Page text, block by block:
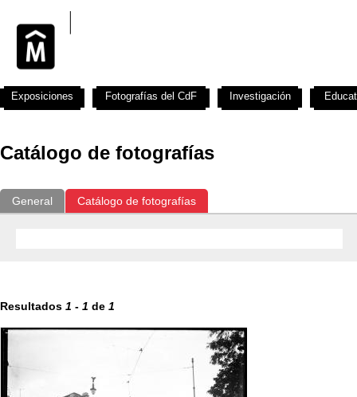
Catálogo de fotografías
General Catálogo de fotografías
Resultados 1 - 1 de 1
Exposiciones Fotografías del CdF Investigación